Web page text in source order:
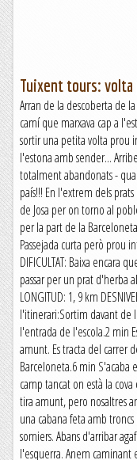
Tuixent tours: volta
Arran de la descoberta de
camí que marxava cap a
sortir una petita volta prou
l'estona amb sender...
totalment abandonats -
país!!! En l'extrem dels
de Josa per on torno al
per la part de la Barceloneta.
Passejada curta però prou
DIFICULTAT: Baixa encara
passar per un prat d'herba
LONGITUD: 1, 9 km
l'itinerari:Sortim davant de
l'entrada de l'escola.2 min
amunt. Es tracta del carrer
Barceloneta.6 min
camp tancat on està la
tira amunt, pero nosaltres
una cabana feta amb
somiers. Abans d'arribar
l'esquerra. Anem caminant